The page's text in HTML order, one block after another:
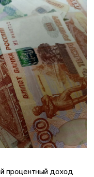
процентный доход